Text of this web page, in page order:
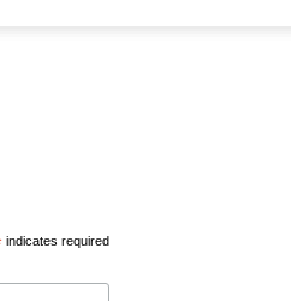
indicates required